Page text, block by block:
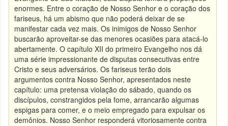
enormes. Entre o coração de Nosso Senhor e o coração dos
fariseus, há um abismo que não poderá deixar de se
manifestar cada vez mais. Os inimigos de Nosso Senhor
buscarão aproveitar-se das menores ocasiões para atacá-lo
abertamente. O capítulo XII do primeiro Evangelho nos dá
uma série impressionante de disputas consecutivas entre
Cristo e seus adversários. Os fariseus terão dois
argumentos contra Nosso Senhor, apresentados neste
capítulo: uma pretensa violação do sábado, quando os
discípulos, constrangidos pela fome, arrancarão algumas
espigas para comer, e o meio empregado para expulsar os
demônios. Nosso Senhor responderá vitoriosamente contra